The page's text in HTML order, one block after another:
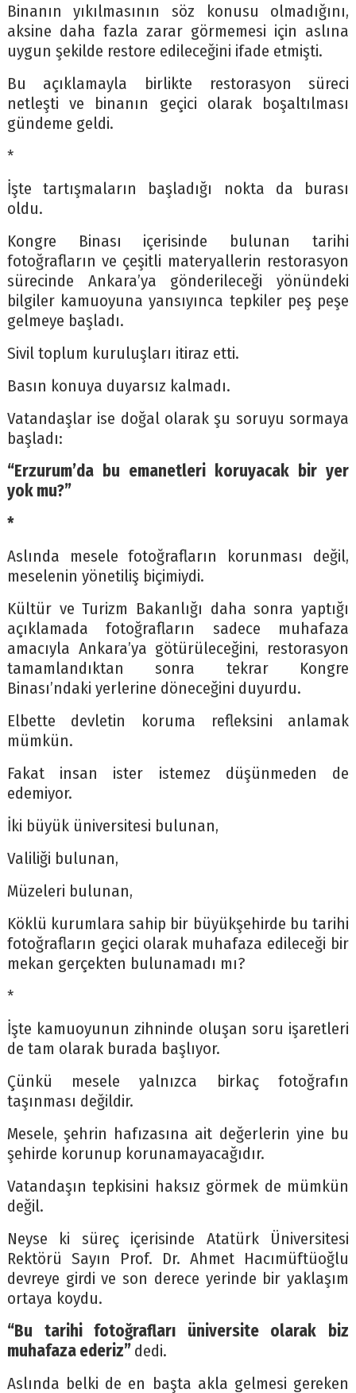
Binanın yıkılmasının söz konusu olmadığını,
aksine daha fazla zarar görmemesi için aslına
uygun şekilde restore edileceğini ifade etmişti.
Bu açıklamayla birlikte restorasyon süreci
netleşti ve binanın geçici olarak boşaltılması
gündeme geldi.
*
İşte tartışmaların başladığı nokta da burası
oldu.
Kongre Binası içerisinde bulunan tarihi
fotoğrafların ve çeşitli materyallerin restorasyon
sürecinde Ankara’ya gönderileceği yönündeki
bilgiler kamuoyuna yansıyınca tepkiler peş peşe
gelmeye başladı.
Sivil toplum kuruluşları itiraz etti.
Basın konuya duyarsız kalmadı.
Vatandaşlar ise doğal olarak şu soruyu sormaya
başladı:
“Erzurum’da bu emanetleri koruyacak bir yer
yok mu?”
*
Aslında mesele fotoğrafların korunması değil,
meselenin yönetiliş biçimiydi.
Kültür ve Turizm Bakanlığı daha sonra yaptığı
açıklamada fotoğrafların sadece muhafaza
amacıyla Ankara’ya götürüleceğini, restorasyon
tamamlandıktan sonra tekrar Kongre
Binası’ndaki yerlerine döneceğini duyurdu.
Elbette devletin koruma refleksini anlamak
mümkün.
Fakat insan ister istemez düşünmeden de
edemiyor.
İki büyük üniversitesi bulunan,
Valiliği bulunan,
Müzeleri bulunan,
Köklü kurumlara sahip bir büyükşehirde bu tarihi
fotoğrafların geçici olarak muhafaza edileceği bir
mekan gerçekten bulunamadı mı?
*
İşte kamuoyunun zihninde oluşan soru işaretleri
de tam olarak burada başlıyor.
Çünkü mesele yalnızca birkaç fotoğrafın
taşınması değildir.
Mesele, şehrin hafızasına ait değerlerin yine bu
şehirde korunup korunamayacağıdır.
Vatandaşın tepkisini haksız görmek de mümkün
değil.
Neyse ki süreç içerisinde Atatürk Üniversitesi
Rektörü Sayın Prof. Dr. Ahmet Hacımüftüoğlu
devreye girdi ve son derece yerinde bir yaklaşım
ortaya koydu.
“Bu tarihi fotoğrafları üniversite olarak biz
muhafaza ederiz” dedi.
Aslında belki de en başta akla gelmesi gereken